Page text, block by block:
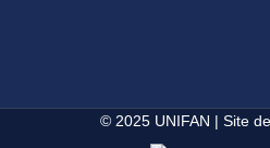
© 2025 UNIFAN | Site